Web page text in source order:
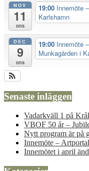
NOV
11
ons
19:00 Innemöte
Karlshamn
DEC
9
ons
19:00 Innemöte
Munkagården i
Senaste inläggen
Vadarkväll 1 på
VBOF 50 år –
Nytt program är på
Innemöte –
Innemötet i april